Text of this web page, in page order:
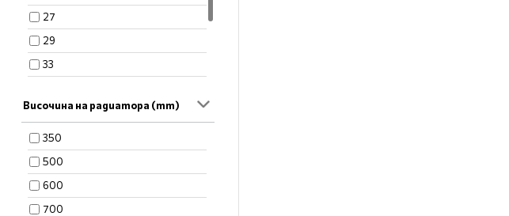
5110
5580
27
29
33
47
55
72
75
Височина на радиатора (mm)
350
500
600
700